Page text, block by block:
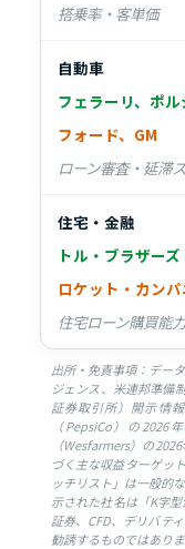
搭乗率・客単価
自動車
フェラーリ、ポル
フォード、GM
ローン審査・延滞
住宅・金融
トル・ブラザーズ
ロケット・カン
住宅ローン購買能力
出所・免責事項：デー
ジェンス、米連邦準備
証券取引所）開示情
（PepsiCo）の
（Wesfarmers）の
づく主な収益ターゲッ
ッチリスト」は一般的
示された社名は「K字
証券、CFD、デリバテ
勧誘するものではありま